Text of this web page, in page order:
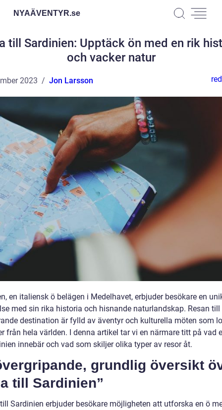
NYAÄVENTYR.se
till Sardinien: Upptäck ön med en rik
och vacker natur
2023 Jon Larsson
en italiensk ö belägen i Medelhavet, erbjuder besökare en
med sin rika historia och hisnande naturlandskap. Resan till
destination är fylld av äventyr och kulturella möten som
från hela världen. I denna artikel tar vi en närmare titt på vad
innebär och vad som skiljer olika typer av resor åt.
grundlig översikt
till Sardinien”
Sardinien erbjuder besökare möjligheten att utforska en ö